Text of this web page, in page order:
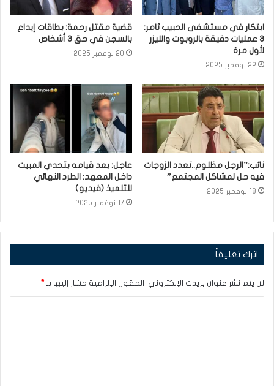
ابتكار في مستشفى الحبيب ثامر:
3 عمليات دقيقة بالروبوت والليزر
لأول مرة
22 نوفمبر 2025
قضية مقتل رحمة: بطاقات إيداع
بالسجن في حق 3 أشخاص
20 نوفمبر 2025
نائب:”الرجل مظلوم..تعدد الزوجات
فيه حل لمشاكل المجتمع”
18 نوفمبر 2025
عاجل: بعد قيامه بتحدي المبيت
داخل المعهد: الطرد النهائي
للتلميذ (فيديو)
17 نوفمبر 2025
اترك تعليقاً
لن يتم نشر عنوان بريدك الإلكتروني. الحقول الإلزامية مشار إليها بـ *